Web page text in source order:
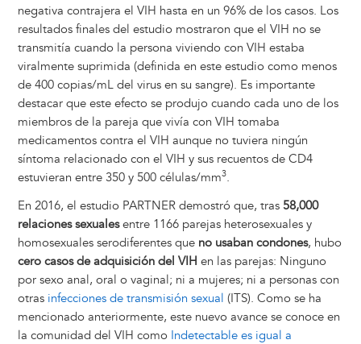
negativa contrajera el VIH hasta en un 96% de los casos. Los
resultados finales del estudio mostraron que el VIH no se
transmitía cuando la persona viviendo con VIH estaba
viralmente suprimida (definida en este estudio como menos
de 400 copias/mL del virus en su sangre). Es importante
destacar que este efecto se produjo cuando cada uno de los
miembros de la pareja que vivía con VIH tomaba
medicamentos contra el VIH aunque no tuviera ningún
síntoma relacionado con el VIH y sus recuentos de CD4
estuvieran entre 350 y 500 células/mm3.
En 2016, el estudio PARTNER demostró que, tras 58,000
relaciones sexualesentre 1166 parejas heterosexuales y
homosexuales serodiferentes que no usaban condones, hubo
cero casos de adquisición del VIH en las parejas: Ninguno
por sexo anal, oral o vaginal; ni a mujeres; ni a personas con
otras infecciones de transmisión sexual (ITS). Como se ha
mencionado anteriormente, este nuevo avance se conoce en
la comunidad del VIH como Indetectable es igual a